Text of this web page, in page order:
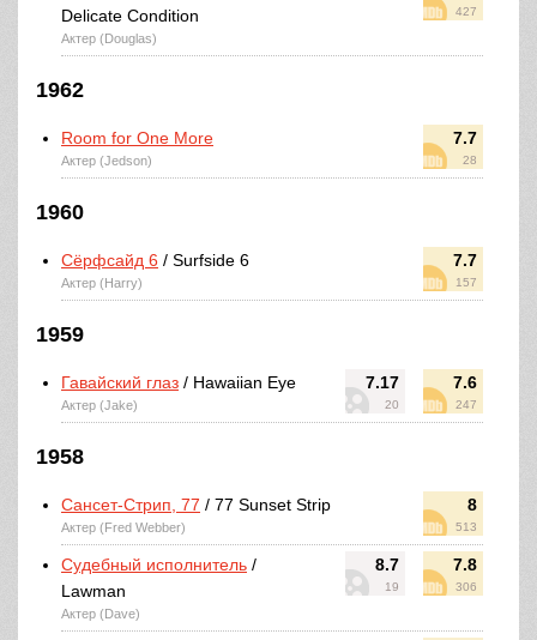
427
Delicate Condition
Актер (Douglas)
1962
7.7
28
Room for One More
Актер (Jedson)
1960
7.7
157
Сёрфсайд 6 / Surfside 6
Актер (Harry)
1959
7.17
20
7.6
247
Гавайский глаз / Hawaiian Eye
Актер (Jake)
1958
8
513
Сансет-Стрип, 77 / 77 Sunset Strip
Актер (Fred Webber)
8.7
19
7.8
306
Судебный исполнитель /
Lawman
Актер (Dave)